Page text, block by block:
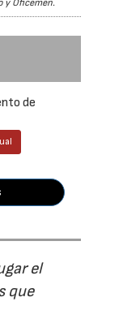
y Oficemen.
de
el
que